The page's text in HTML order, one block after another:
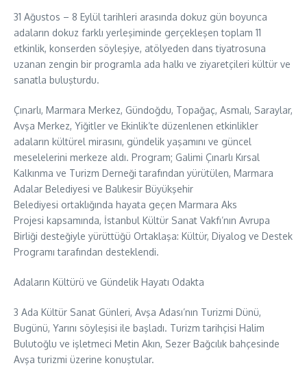
31 Ağustos – 8 Eylül tarihleri arasında dokuz gün boyunca
adaların dokuz farklı yerleşiminde gerçekleşen toplam 11
etkinlik, konserden söyleşiye, atölyeden dans tiyatrosuna
uzanan zengin bir programla ada halkı ve ziyaretçileri kültür ve
sanatla buluşturdu.
Çınarlı, Marmara Merkez, Gündoğdu, Topağaç, Asmalı, Saraylar,
Avşa Merkez, Yiğitler ve Ekinlik’te düzenlenen etkinlikler
adaların kültürel mirasını, gündelik yaşamını ve güncel
meselelerini merkeze aldı. Program; Galimi Çınarlı Kırsal
Kalkınma ve Turizm Derneği tarafından yürütülen, Marmara
Adalar Belediyesi ve Balıkesir Büyükşehir
Belediyesi ortaklığında hayata geçen Marmara Aks
Projesi kapsamında, İstanbul Kültür Sanat Vakfı’nın Avrupa
Birliği desteğiyle yürüttüğü Ortaklaşa: Kültür, Diyalog ve Destek
Programı tarafından desteklendi.
Adaların Kültürü ve Gündelik Hayatı Odakta
3 Ada Kültür Sanat Günleri, Avşa Adası’nın Turizmi Dünü,
Bugünü, Yarını söyleşisi ile başladı. Turizm tarihçisi Halim
Bulutoğlu ve işletmeci Metin Akın, Sezer Bağcılık bahçesinde
Avşa turizmi üzerine konuştular.